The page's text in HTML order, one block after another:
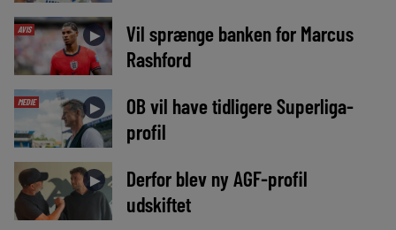
AVIS ►
Vil sprænge banken for Marcus
Rashford
MEDIE ►
OB vil have tidligere Superliga-
profil
►
Derfor blev ny AGF-profil
udskiftet